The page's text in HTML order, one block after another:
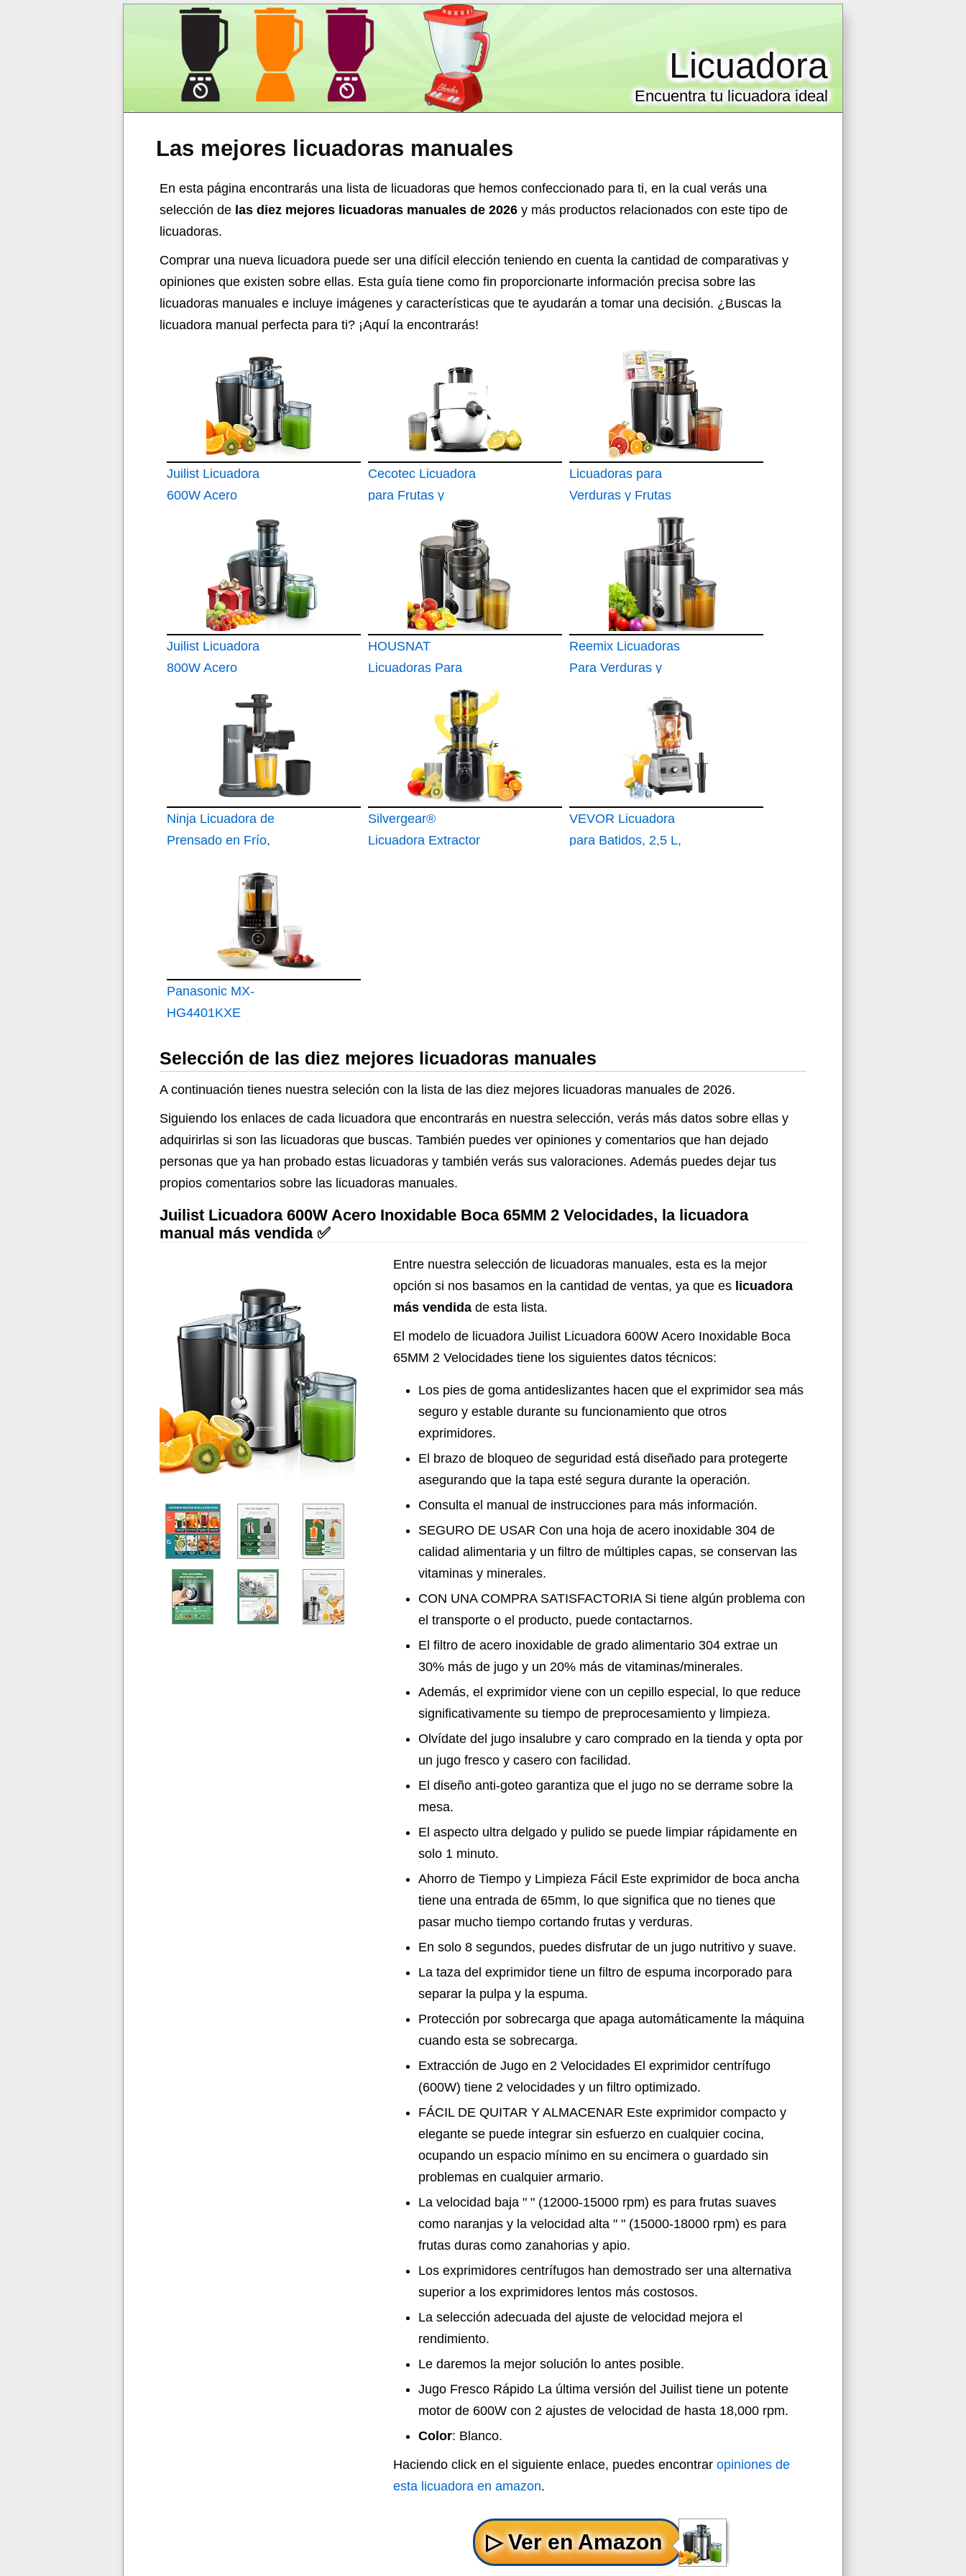
Las mejores licuadoras manuales
Licuadora
Encuentra tu licuadora ideal
En esta página encontrarás una lista de licuadoras que hemos confeccionado para ti, en la cual verás una
selección de las diez mejores licuadoras manuales de 2026 y más productos relacionados con este tipo de
licuadoras.
Comprar una nueva licuadora puede ser una difícil elección teniendo en cuenta la cantidad de comparativas y
opiniones que existen sobre ellas. Esta guía tiene como fin proporcionarte información precisa sobre las
licuadoras manuales e incluye imágenes y características que te ayudarán a tomar una decisión. ¿Buscas la
licuadora manual perfecta para ti? ¡Aquí la encontrarás!
Juilist Licuadora
600W Acero
Inoxidable Boca
Cecotec Licuadora
para Frutas y
StrongTitanium
Licuadoras para
Verduras y Frutas
FOHERE Extractor
de Zumos y Verduras
con 3 Velocidades de
Juilist Licuadora
800W Acero
75MM 2 Velocidades
HOUSNAT
Licuadoras Para
Verduras y Frutas
Reemix Licuadoras
Para Verduras y
Ninja Licuadora de
Prensado en Frío,
Silvergear®
Licuadora Extractor
VEVOR Licuadora
para Batidos, 2,5 L,
Panasonic MX-
HG4401KXE
para Sopa
Selección de las diez mejores licuadoras manuales
A continuación tienes nuestra seleción con la lista de las diez mejores licuadoras manuales de 2026.
Siguiendo los enlaces de cada licuadora que encontrarás en nuestra selección, verás más datos sobre ellas y
adquirirlas si son las licuadoras que buscas. También puedes ver opiniones y comentarios que han dejado
personas que ya han probado estas licuadoras y también verás sus valoraciones. Además puedes dejar tus
propios comentarios sobre las licuadoras manuales.
Juilist Licuadora 600W Acero Inoxidable Boca 65MM 2 Velocidades, la licuadora
manual más vendida ✅
Entre nuestra selección de licuadoras manuales, esta es la mejor
opción si nos basamos en la cantidad de ventas, ya que es licuadora
más vendida de esta lista.
El modelo de licuadora Juilist Licuadora 600W Acero Inoxidable Boca
65MM 2 Velocidades tiene los siguientes datos técnicos:
Los pies de goma antideslizantes hacen que el exprimidor sea más
seguro y estable durante su funcionamiento que otros
exprimidores.
El brazo de bloqueo de seguridad está diseñado para protegerte
asegurando que la tapa esté segura durante la operación.
Consulta el manual de instrucciones para más información.
SEGURO DE USAR Con una hoja de acero inoxidable 304 de
calidad alimentaria y un filtro de múltiples capas, se conservan las
vitaminas y minerales.
CON UNA COMPRA SATISFACTORIA Si tiene algún problema con
el transporte o el producto, puede contactarnos.
El filtro de acero inoxidable de grado alimentario 304 extrae un
30% más de jugo y un 20% más de vitaminas/minerales.
Además, el exprimidor viene con un cepillo especial, lo que reduce
significativamente su tiempo de preprocesamiento y limpieza.
Olvídate del jugo insalubre y caro comprado en la tienda y opta por
un jugo fresco y casero con facilidad.
El diseño anti-goteo garantiza que el jugo no se derrame sobre la
mesa.
El aspecto ultra delgado y pulido se puede limpiar rápidamente en
solo 1 minuto.
Ahorro de Tiempo y Limpieza Fácil Este exprimidor de boca ancha
tiene una entrada de 65mm, lo que significa que no tienes que
pasar mucho tiempo cortando frutas y verduras.
En solo 8 segundos, puedes disfrutar de un jugo nutritivo y suave.
La taza del exprimidor tiene un filtro de espuma incorporado para
separar la pulpa y la espuma.
Protección por sobrecarga que apaga automáticamente la máquina
cuando esta se sobrecarga.
Extracción de Jugo en 2 Velocidades El exprimidor centrífugo
(600W) tiene 2 velocidades y un filtro optimizado.
FÁCIL DE QUITAR Y ALMACENAR Este exprimidor compacto y
elegante se puede integrar sin esfuerzo en cualquier cocina,
ocupando un espacio mínimo en su encimera o guardado sin
problemas en cualquier armario.
La velocidad baja " " (12000-15000 rpm) es para frutas suaves
como naranjas y la velocidad alta " " (15000-18000 rpm) es para
frutas duras como zanahorias y apio.
Los exprimidores centrífugos han demostrado ser una alternativa
superior a los exprimidores lentos más costosos.
La selección adecuada del ajuste de velocidad mejora el
rendimiento.
Le daremos la mejor solución lo antes posible.
Jugo Fresco Rápido La última versión del Juilist tiene un potente
motor de 600W con 2 ajustes de velocidad de hasta 18,000 rpm.
Color: Blanco.
Haciendo click en el siguiente enlace, puedes encontrar opiniones de
esta licuadora en amazon.